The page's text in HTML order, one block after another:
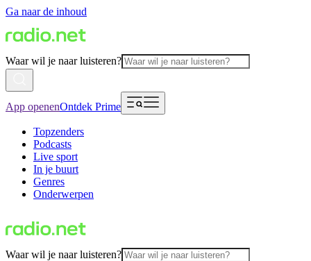
Ga naar de inhoud
Waar wil je naar luisteren?
App openenOntdek Prime
Topzenders
Podcasts
Live sport
In je buurt
Genres
Onderwerpen
Waar wil je naar luisteren?